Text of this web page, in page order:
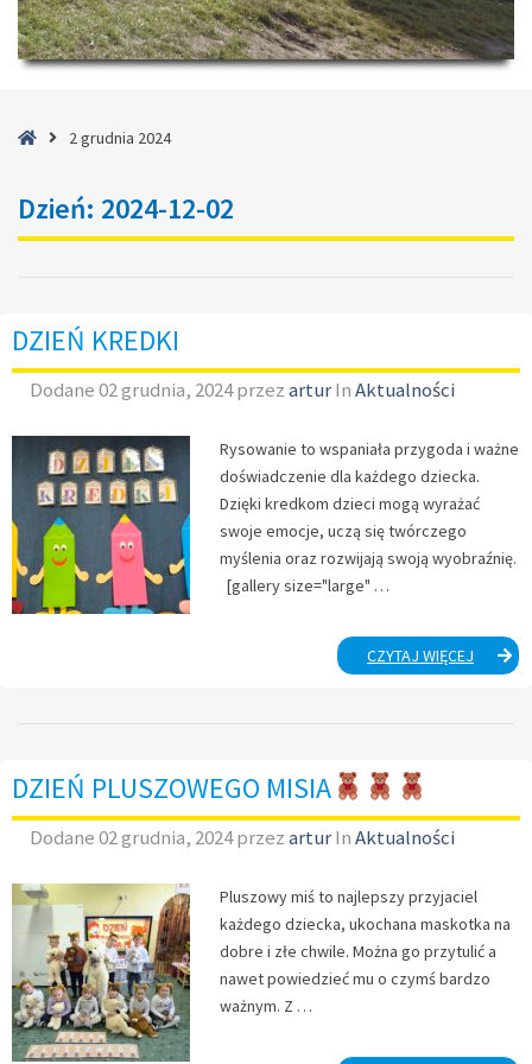
Strona2 grudnia 2024
Dzień: 2024-12-02
DZIEŃ KREDKI
Dodane02 grudnia, 2024przezarturInAktualności
Rysowanie to wspaniała przygoda i ważne
doświadczenie dla każdego dziecka.
Dzięki kredkom dzieci mogą wyrażać
swoje emocje, uczą się twórczego
myślenia oraz rozwijają swoją wyobraźnię.
[gallery size="large" …
CZYTAJ WIĘCEJ DZIEŃ
KREDKI
DZIEŃ PLUSZOWEGO MISIA
Dodane02 grudnia, 2024przezarturInAktualności
Pluszowy miś to najlepszy przyjaciel
każdego dziecka, ukochana maskotka na
dobre i złe chwile. Można go przytulić a
nawet powiedzieć mu o czymś bardzo
ważnym. Z …